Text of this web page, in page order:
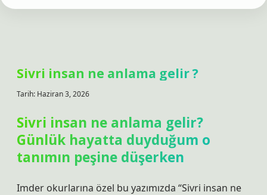
Sivri insan ne anlama gelir ?
Tarih: Haziran 3, 2026
Sivri insan ne anlama gelir?
Günlük hayatta duyduğum o
tanımın peşine düşerken
Imder okurlarına özel bu yazımızda “Sivri insan ne